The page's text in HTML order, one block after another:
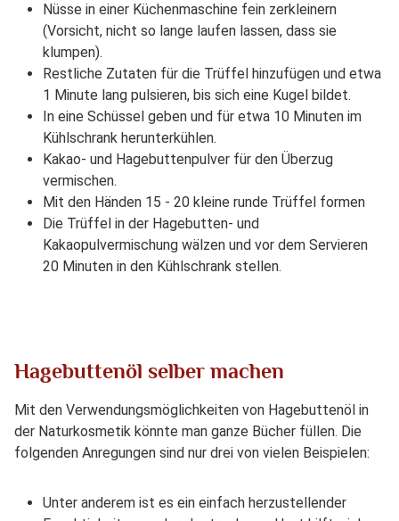
Nüsse in einer Küchenmaschine fein zerkleinern
(Vorsicht, nicht so lange laufen lassen, dass sie
klumpen).
Restliche Zutaten für die Trüffel hinzufügen und etwa
1 Minute lang pulsieren, bis sich eine Kugel bildet.
In eine Schüssel geben und für etwa 10 Minuten im
Kühlschrank herunterkühlen.
Kakao- und Hagebuttenpulver für den Überzug
vermischen.
Mit den Händen 15 - 20 kleine runde Trüffel formen
Die Trüffel in der Hagebutten- und
Kakaopulvermischung wälzen und vor dem Servieren
20 Minuten in den Kühlschrank stellen.
Hagebuttenöl selber machen
Mit den Verwendungsmöglichkeiten von Hagebuttenöl in
der Naturkosmetik könnte man ganze Bücher füllen. Die
folgenden Anregungen sind nur drei von vielen Beispielen:
Unter anderem ist es ein einfach herzustellender